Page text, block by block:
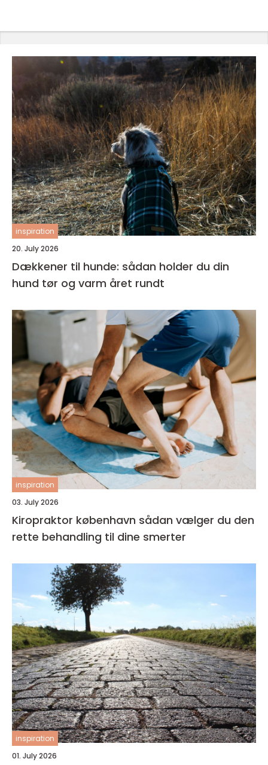
inspiration
20. July 2026
Dækkener til hunde: sådan holder du din
hund tør og varm året rundt
inspiration
03. July 2026
Kiropraktor københavn sådan vælger du den
rette behandling til dine smerter
inspiration
01. July 2026